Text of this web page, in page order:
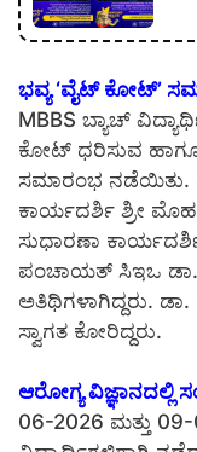
ಭವ್ಯ ‘ವೈಟ್ ಕೋಟ್’
MBBS ಬ್ಯಾಚ್
ಕೋಟ್ ಧರಿಸುವ
ಸಮಾರಂಭ ನಡೆಯಿತು.
ಕಾರ್ಯದರ್ಶಿ ಶ್ರೀ
ಸುಧಾರಣಾ
ಪಂಚಾಯತ್ ಸಿಇಒ ಡಾ.
ಅತಿಥಿಗಳಾಗಿದ್ದರು.
ಸ್ವಾಗತ ಕೋರಿದ್ದರು.
ಆರೋಗ್ಯ ವಿಜ್ಞಾನದಲ್ಲಿ
06-2026 ಮತ್ತು